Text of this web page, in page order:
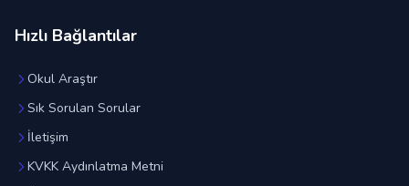
Hızlı Bağlantılar
Okul Araştır
Sık Sorulan Sorular
İletişim
KVKK Aydınlatma Metni